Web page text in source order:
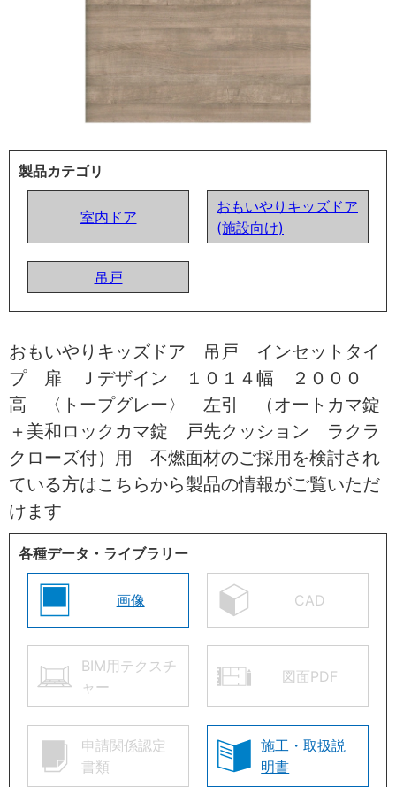
製品カテゴリ
室内ドア
おもいやりキッズドア
(施設向け)
吊戸
おもいやりキッズドア 吊戸 インセットタイ
プ 扉 Ｊデザイン １０１４幅 ２０００
高 〈トープグレー〉 左引 （オートカマ錠
＋美和ロックカマ錠 戸先クッション ラクラ
クローズ付）用 不燃面材のご採用を検討され
ている方はこちらから製品の情報がご覧いただ
けます
各種データ・ライブラリー
画像 CAD
BIM用テクスチ
ャー
図面PDF
申請関係認定
書類
施工・取扱説
明書